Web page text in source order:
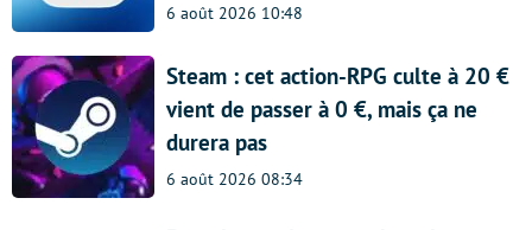
6 août 2026 10:48
Steam : cet action-RPG culte à 20 €
vient de passer à 0 €, mais ça ne
durera pas
6 août 2026 08:34